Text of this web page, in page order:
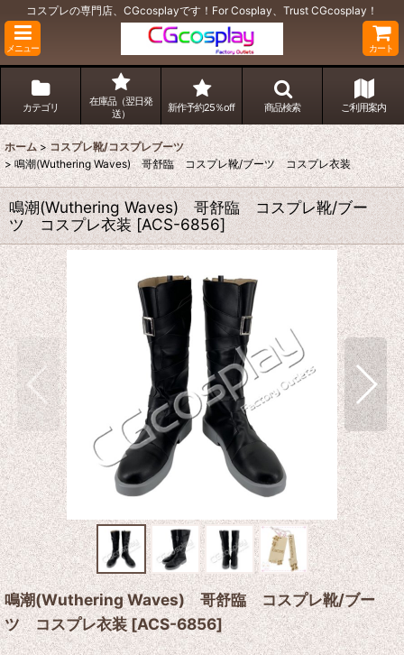
コスプレの専門店、CGcosplayです！For Cosplay、Trust CGcosplay！
メニュー カート
カテゴリ
在庫品（翌日発
送）
新作予約25％off 商品検索 ご利用案内
ホーム > コスプレ靴/コスプレブーツ
> 鳴潮(Wuthering Waves) 哥舒臨 コスプレ靴/ブーツ コスプレ衣装
鳴潮(Wuthering Waves) 哥舒臨 コスプレ靴/ブー
ツ コスプレ衣装 [ACS-6856]
鳴潮(Wuthering Waves) 哥舒臨 コスプレ靴/ブー
ツ コスプレ衣装[ACS-6856]